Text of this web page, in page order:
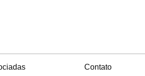
Contato